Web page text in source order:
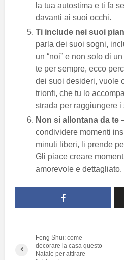
la tua autostima e ti fa
davanti ai suoi occhi.
Ti include nei suoi
parla dei suoi sogni,
un “noi” e non solo di
te per sempre, ecco
dei suoi desideri, vuole
trionfi, che tu lo
strada per raggiungere i
Non si allontana da te
condividere momenti
minuti liberi, li prende
Gli piace creare
amorevole e dettagliato.
Feng Shui: come
decorare la casa questo
Natale per attirare